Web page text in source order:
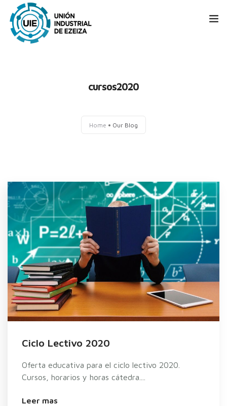
UIPBA
cursos2020
Home Our Blog
Ciclo Lectivo 2020
Oferta educativa para el ciclo lectivo 2020.
Cursos, horarios y horas cátedra....
Leer mas